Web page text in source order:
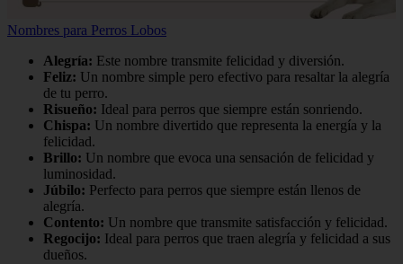
Nombres para Perros Lobos
Alegría: Este nombre transmite felicidad y diversión.
Feliz: Un nombre simple pero efectivo para resaltar la alegría
de tu perro.
Risueño: Ideal para perros que siempre están sonriendo.
Chispa: Un nombre divertido que representa la energía y la
felicidad.
Brillo: Un nombre que evoca una sensación de felicidad y
luminosidad.
Júbilo: Perfecto para perros que siempre están llenos de
alegría.
Contento: Un nombre que transmite satisfacción y felicidad.
Regocijo: Ideal para perros que traen alegría y felicidad a sus
dueños.